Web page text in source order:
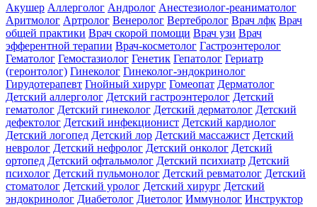
Акушер Аллерголог Андролог Анестезиолог-реаниматолог
Аритмолог Артролог Венеролог Вертебролог Врач лфк Врач
общей практики Врач скорой помощи Врач узи Врач
эфферентной терапии Врач-косметолог Гастроэнтеролог
Гематолог Гемостазиолог Генетик Гепатолог Гериатр
(геронтолог) Гинеколог Гинеколог-эндокринолог
Гирудотерапевт Гнойный хирург Гомеопат Дерматолог
Детский аллерголог Детский гастроэнтеролог Детский
гематолог Детский гинеколог Детский дерматолог Детский
дефектолог Детский инфекционист Детский кардиолог
Детский логопед Детский лор Детский массажист Детский
невролог Детский нефролог Детский онколог Детский
ортопед Детский офтальмолог Детский психиатр Детский
психолог Детский пульмонолог Детский ревматолог Детский
стоматолог Детский уролог Детский хирург Детский
эндокринолог Диабетолог Диетолог Иммунолог Инструктор